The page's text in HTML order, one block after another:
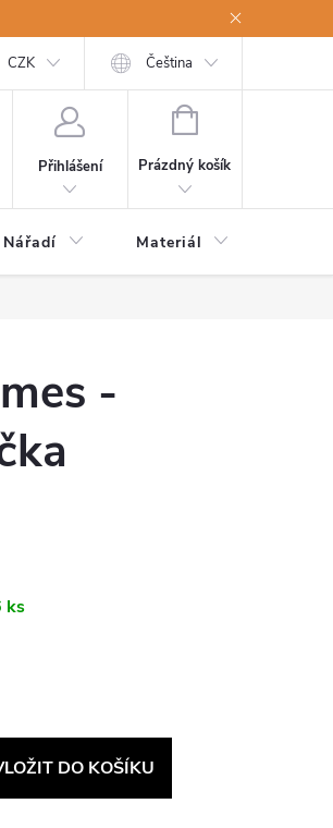
od kupní smlouvy
CZK Čeština
Přihlášení
NÁKUPNÍ
Prázdný košík
Nářadí Materiál
-
ks
DO KOŠÍKU